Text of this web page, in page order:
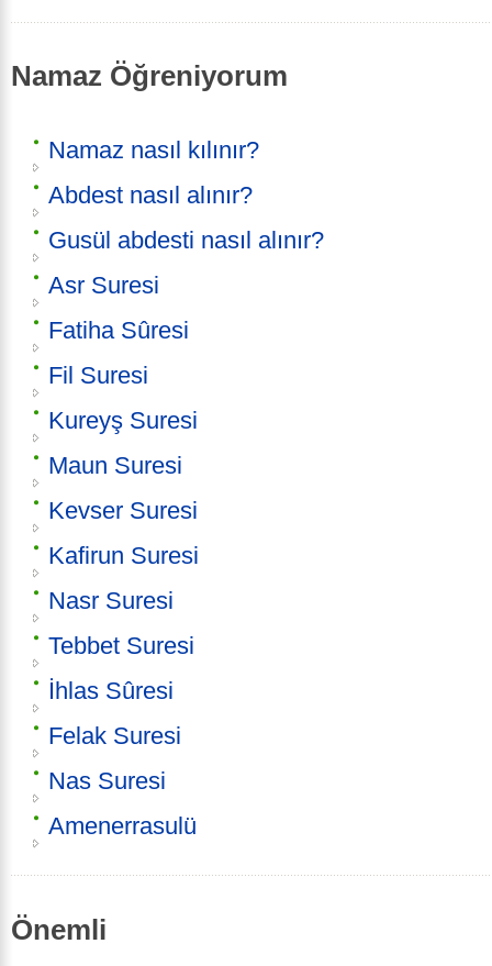
Namaz Öğreniyorum
Namaz nasıl kılınır?
Abdest nasıl alınır?
Gusül abdesti nasıl alınır?
Asr Suresi
Fatiha Sûresi
Fil Suresi
Kureyş Suresi
Maun Suresi
Kevser Suresi
Kafirun Suresi
Nasr Suresi
Tebbet Suresi
İhlas Sûresi
Felak Suresi
Nas Suresi
Amenerrasulü
Önemli